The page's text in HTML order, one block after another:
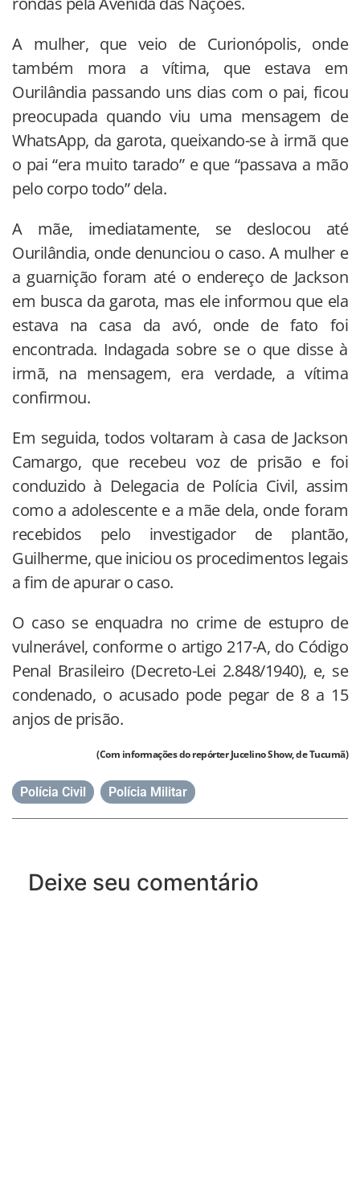
A mulher, que veio de Curionópolis, onde
também mora a vítima, que estava em
Ourilândia passando uns dias com o pai, ficou
preocupada quando viu uma mensagem de
WhatsApp, da garota, queixando-se à irmã que
o pai “era muito tarado” e que “passava a mão
pelo corpo todo” dela.
A mãe, imediatamente, se deslocou até
Ourilândia, onde denunciou o caso. A mulher e
a guarnição foram até o endereço de Jackson
em busca da garota, mas ele informou que ela
estava na casa da avó, onde de fato foi
encontrada. Indagada sobre se o que disse à
irmã, na mensagem, era verdade, a vítima
confirmou.
Em seguida, todos voltaram à casa de Jackson
Camargo, que recebeu voz de prisão e foi
conduzido à Delegacia de Polícia Civil, assim
como a adolescente e a mãe dela, onde foram
recebidos pelo investigador de plantão,
Guilherme, que iniciou os procedimentos legais
a fim de apurar o caso.
O caso se enquadra no crime de estupro de
vulnerável, conforme o artigo 217-A, do Código
Penal Brasileiro (Decreto-Lei 2.848/1940), e, se
condenado, o acusado pode pegar de 8 a 15
anjos de prisão.
(Com informações do repórter Jucelino Show, de Tucumã)
Polícia Civil Polícia Militar
Deixe seu comentário